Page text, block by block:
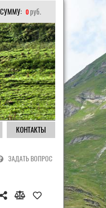
0 руб.
КОНТАКТЫ
ЗАДАТЬ ВОПРОС